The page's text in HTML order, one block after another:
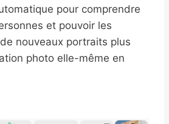
pour comprendre
et pouvoir les
nouveaux portraits plus
photo elle-même en